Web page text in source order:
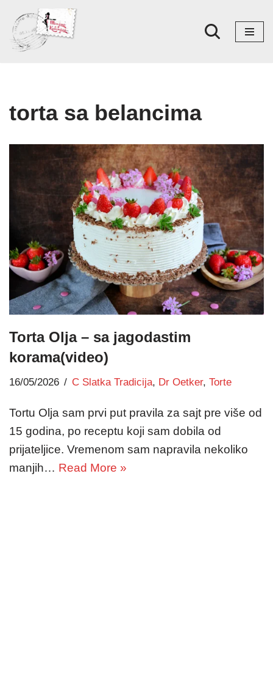
Skoči
na
torta sa belancima
Torta Olja – sa jagodastim
korama(video)
16/05/2026 C Slatka Tradicija, Dr Oetker, Torte
Tortu Olja sam prvi put pravila za sajt pre više od
15 godina, po receptu koji sam dobila od
prijateljice. Vremenom sam napravila nekoliko
manjih… Read More »